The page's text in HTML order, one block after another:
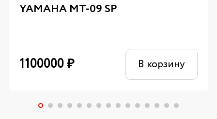
YAMAHA MT-09 SP
1100000₽ В корзину